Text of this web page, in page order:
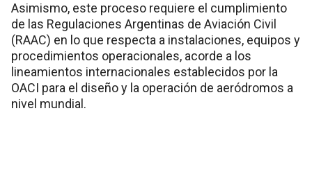
Asimismo, este proceso requiere el cumplimiento
de las Regulaciones Argentinas de Aviación Civil
(RAAC) en lo que respecta a instalaciones, equipos y
procedimientos operacionales, acorde a los
lineamientos internacionales establecidos por la
OACI para el diseño y la operación de aeródromos a
nivel mundial.